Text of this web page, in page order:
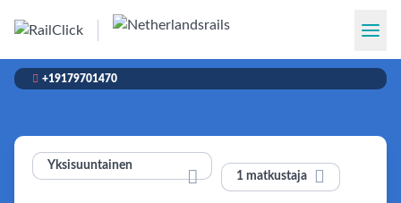
 +19179701470
Yksisuuntainen
 1 matkustaja 